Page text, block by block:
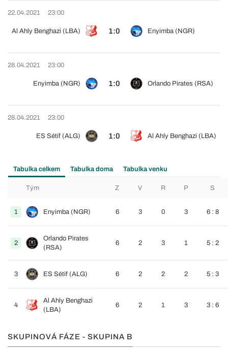
22.04.2021 23:00
Al Ahly Benghazi (LBA) 1:0 Enyimba (NGR)
28.04.2021 23:00
Enyimba (NGR) 1:0 Orlando Pirates (RSA)
28.04.2021 23:00
ES Sétif (ALG) 1:0 Al Ahly Benghazi (LBA)
Tabulka celkem Tabulka doma Tabulka venku
Tým Z V R P S
1 Enyimba (NGR) 6 3 0 3 6 : 8
2
Orlando Pirates
(RSA)
6 2 3 1 5 : 2
3 ES Sétif (ALG) 6 2 2 2 5 : 3
4
Al Ahly Benghazi
(LBA)
6 2 1 3 3 : 6
SKUPINOVÁ FÁZE - SKUPINA B